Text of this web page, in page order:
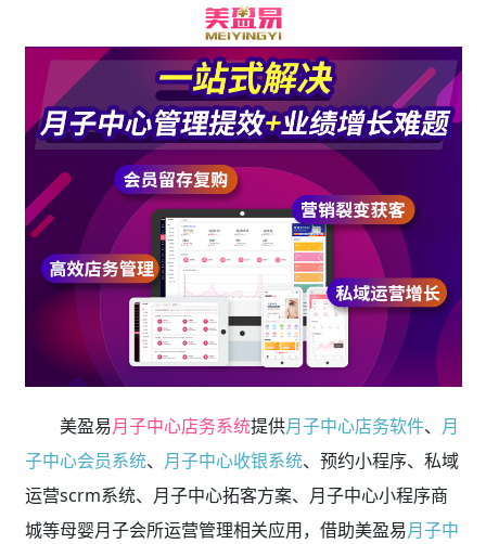
美盈易月子中心店务系统提供月子中心店务软件、 月
子中心会员系统、 月子中心收银系统、预约小程序、私域
运营scrm系统、月子中心拓客方案、月子中心小程序商
城等母婴月子会所运营管理相关应用，借助美盈易月子中